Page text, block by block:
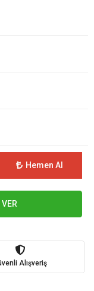
Hemen Al
Alışveriş